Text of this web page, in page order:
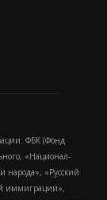
ФБК (Фонд
«Национал-
народа», «Русский
иммиграции»,